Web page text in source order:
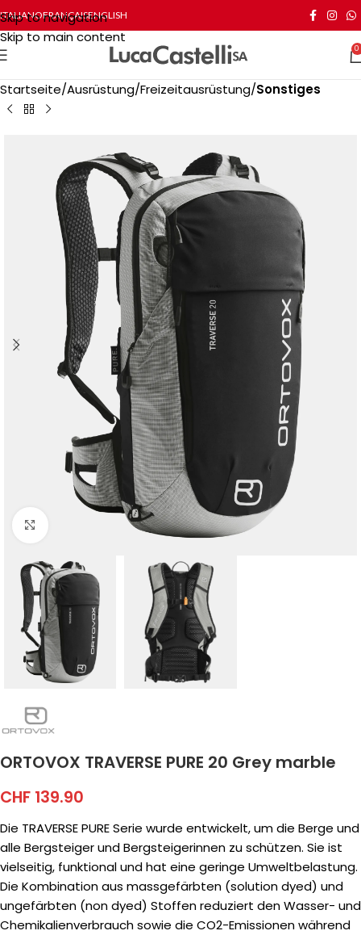
Skip to navigation
Skip to main content
ITALIANOFRANÇAISENGLISH
0
Startseite Ausrüstung Freizeitausrüstung Sonstiges
Click to enlarge
ORTOVOX TRAVERSE PURE 20 Grey marble
CHF 139.90
Die TRAVERSE PURE Serie wurde entwickelt, um die Berge und
alle Bergsteiger und Bergsteigerinnen zu schützen. Sie ist
vielseitig, funktional und hat eine geringe Umweltbelastung.
Die Kombination aus massgefärbten (solution dyed) und
ungefärbten (non dyed) Stoffen reduziert den Wasser- und
Chemikalienverbrauch sowie die CO2-Emissionen während